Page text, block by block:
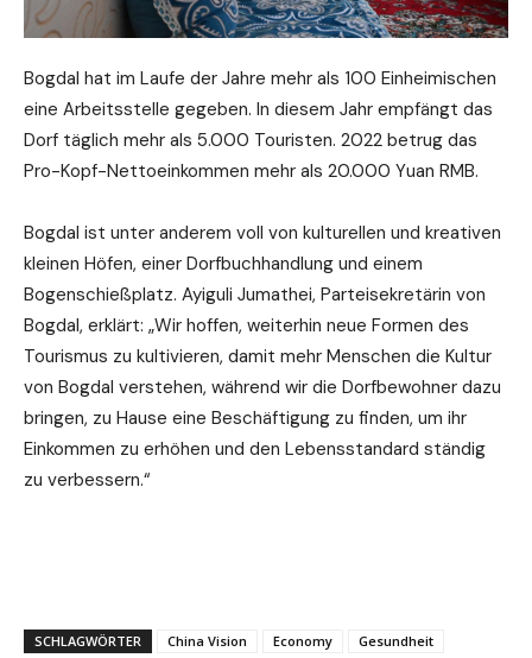
Bogdal hat im Laufe der Jahre mehr als 100 Einheimischen
eine Arbeitsstelle gegeben. In diesem Jahr empfängt das
Dorf täglich mehr als 5.000 Touristen. 2022 betrug das
Pro-Kopf-Nettoeinkommen mehr als 20.000 Yuan RMB.
Bogdal ist unter anderem voll von kulturellen und kreativen
kleinen Höfen, einer Dorfbuchhandlung und einem
Bogenschießplatz. Ayiguli Jumathei, Parteisekretärin von
Bogdal, erklärt: „Wir hoffen, weiterhin neue Formen des
Tourismus zu kultivieren, damit mehr Menschen die Kultur
von Bogdal verstehen, während wir die Dorfbewohner dazu
bringen, zu Hause eine Beschäftigung zu finden, um ihr
Einkommen zu erhöhen und den Lebensstandard ständig
zu verbessern.“
SCHLAGWÖRTER China Vision Economy
Gesundheit